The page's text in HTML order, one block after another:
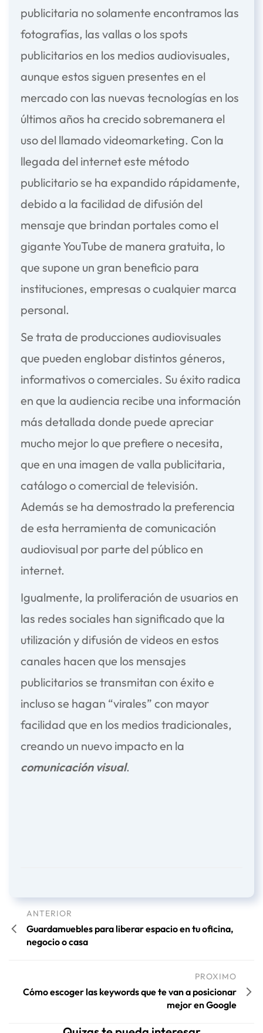
publicitaria no solamente encontramos las
fotografías, las vallas o los spots
publicitarios en los medios audiovisuales,
aunque estos siguen presentes en el
mercado con las nuevas tecnologías en los
últimos años ha crecido sobremanera el
uso del llamado videomarketing. Con la
llegada del internet este método
publicitario se ha expandido rápidamente,
debido a la facilidad de difusión del
mensaje que brindan portales como el
gigante YouTube de manera gratuita, lo
que supone un gran beneficio para
instituciones, empresas o cualquier marca
personal.
Se trata de producciones audiovisuales
que pueden englobar distintos géneros,
informativos o comerciales. Su éxito radica
en que la audiencia recibe una información
más detallada donde puede apreciar
mucho mejor lo que prefiere o necesita,
que en una imagen de valla publicitaria,
catálogo o comercial de televisión.
Además se ha demostrado la preferencia
de esta herramienta de comunicación
audiovisual por parte del público en
internet.
Igualmente, la proliferación de usuarios en
las redes sociales han significado que la
utilización y difusión de videos en estos
canales hacen que los mensajes
publicitarios se transmitan con éxito e
incluso se hagan “virales” con mayor
facilidad que en los medios tradicionales,
creando un nuevo impacto en la
comunicación visual.
ANTERIOR
Guardamuebles para liberar espacio en tu oficina,
negocio o casa
PROXIMO
Cómo escoger las keywords que te van a posicionar
mejor en Google